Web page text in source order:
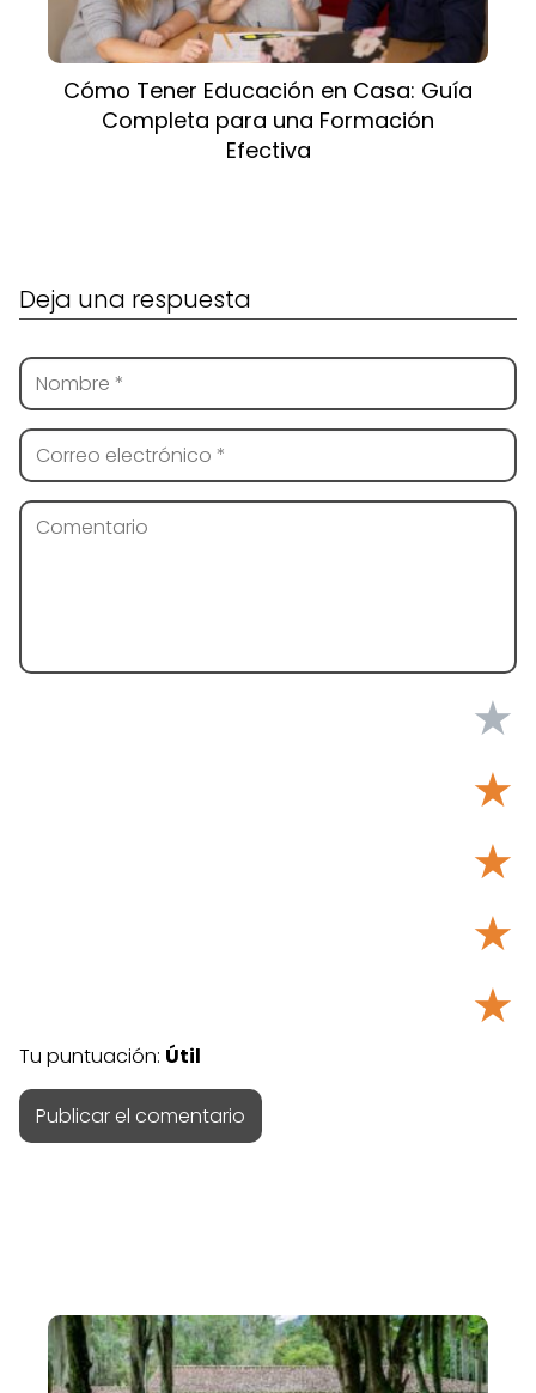
Cómo Tener Educación en Casa: Guía
Completa para una Formación
Efectiva
Deja una respuesta
★
★
★
★
★
Tu puntuación: Útil